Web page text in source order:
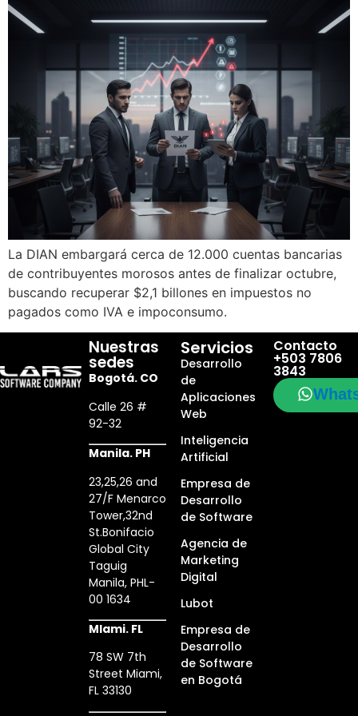
La DIAN embargará cerca de 12.000 cuentas bancarias
de contribuyentes morosos antes de finalizar octubre,
buscando recuperar $2,1 billones en impuestos no
pagados como IVA e impoconsumo.
Nuestras
sedes
Bogotá. CO
Calle 26 #
92-32
Manila. PH
23,25,26 and
27/F Menarco
Tower,32nd
St.Bonifacio
Global City
Taguig
Manila, PHL-
00 1634
MIami. FL
78 SW 7th
Street Miami,
FL 33130
Servicios
Desarrollo
de
Aplicaciones
Web
Inteligencia
Artificial
Empresa de
Desarrollo
de Software
Agencia de
Marketing
Digital
Lubot
Empresa de
Desarrollo
de Software
en Bogotá
Contacto
+503 7806
3843